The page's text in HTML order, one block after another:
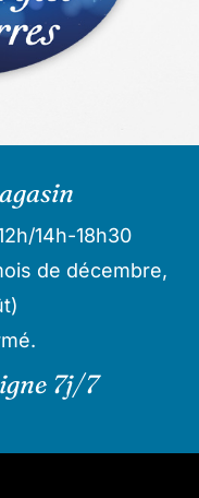
14h-18h30
de décembre,
7j/7